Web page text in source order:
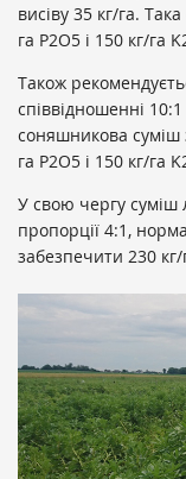
висіву 35 кг/га.
га P2O5 і 150 кг/га
Також
співвідношенні
соняшникова суміш
га P2O5 і 150 кг/га
У свою чергу суміш
пропорції 4:1,
забезпечити 230 кг/